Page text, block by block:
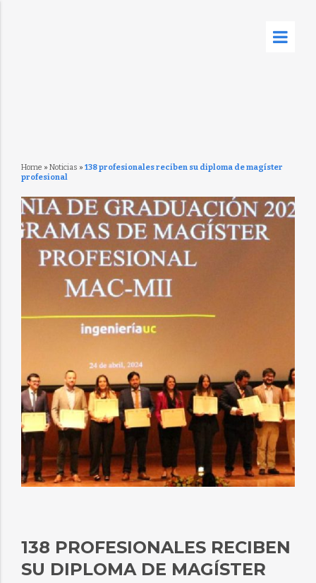
Home » Noticias » 138 profesionales reciben su diploma de magíster
profesional
138 PROFESIONALES RECIBEN
SU DIPLOMA DE MAGÍSTER